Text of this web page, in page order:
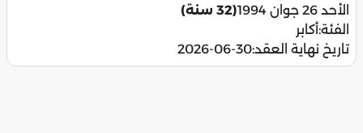
الأحد 26 جوان 1994
(32 سنة)
الفئة:أكابر
تاريخ نهاية العقد:2026-06-30